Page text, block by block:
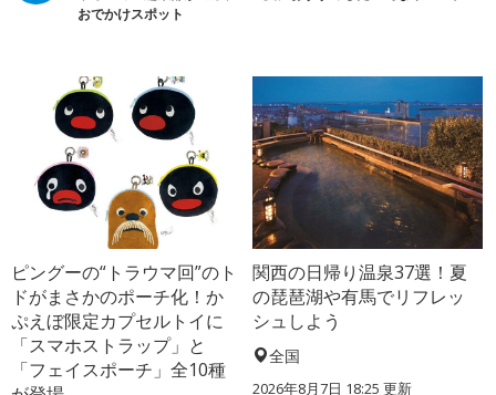
おでかけスポット
ピングーの“トラウマ回”のト
ドがまさかのポーチ化！か
ぷえぼ限定カプセルトイに
「スマホストラップ」と
「フェイスポーチ」全10種
関西の日帰り温泉37選！夏
の琵琶湖や有馬でリフレッ
シュしよう
全国
2026年8月7日 18:25 更新